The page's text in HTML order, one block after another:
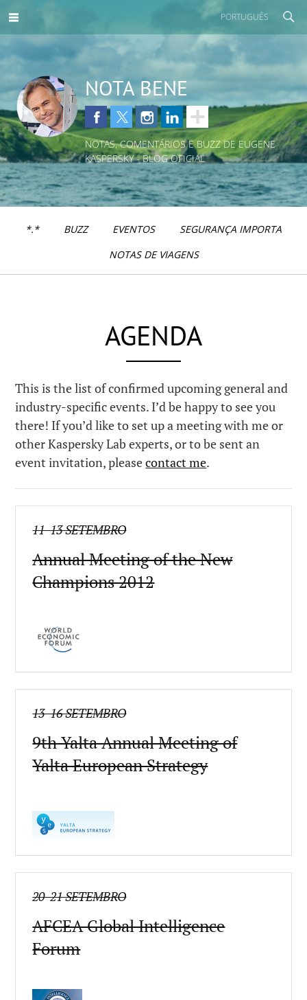
PORTUGUÊS
NOTA BENE
NOTAS, COMENTÁRIOS E BUZZ DE EUGENE
KASPERSKY - BLOG OFICIAL
*.* BUZZ EVENTOS
SEGURANÇA IMPORTA
NOTAS DE VIAGENS
AGENDA
This is the list of confirmed upcoming general and
industry-specific events. I’d be happy to see you
there! If you’d like to set up a meeting with me or
other Kaspersky Lab experts, or to be sent an
event invitation, pleasecontact me.
11-13 SETEMBRO
Annual Meeting of the New
Champions 2012
13-16 SETEMBRO
9th Yalta Annual Meeting of
Yalta European Strategy
20-21 SETEMBRO
AFCEA Global Intelligence
Forum